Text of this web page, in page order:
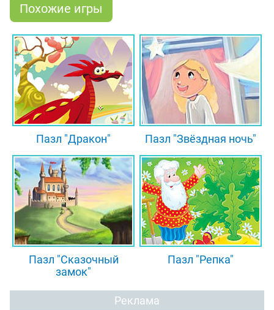
Похожие игры
Пазл "Дракон" Пазл "Звёздная ночь"
Пазл "Сказочный
замок"
Пазл "Репка"
Реклама